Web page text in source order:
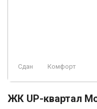
Сдан Комфорт
ЖК UP-квартал